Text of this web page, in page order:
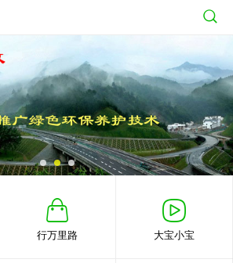
行万里路 大宝小宝